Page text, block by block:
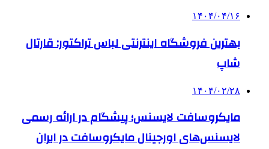
۱۴۰۴/۰۴/۱۶
بهترین فروشگاه اینترنتی لباس تراکتور: قارتال
شاپ
۱۴۰۴/۰۲/۲۸
مایکروسافت لایسنس؛ پیشگام در ارائه رسمی
لایسنس‌های اورجینال مایکروسافت در ایران